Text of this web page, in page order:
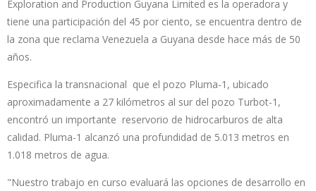
Exploration and Production Guyana Limited es la operadora y
tiene una participación del 45 por ciento, se encuentra dentro de
la zona que reclama Venezuela a Guyana desde hace más de 50
años.
Especifica la transnacional que el pozo Pluma-1, ubicado
aproximadamente a 27 kilómetros al sur del pozo Turbot-1,
encontró un importante reservorio de hidrocarburos de alta
calidad. Pluma-1 alcanzó una profundidad de 5.013 metros en
1.018 metros de agua.
"Nuestro trabajo en curso evaluará las opciones de desarrollo en